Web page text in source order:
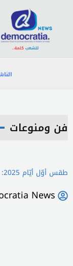
المحتوى
فن ومنوعات
طقس أوّل أيّام 2025: استراحةٌ قبل عودة الأمطار!
News